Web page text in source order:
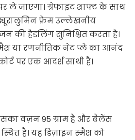
ले जाएगा। ग्रेफाइट शाफ्ट के साथ
फ्रेम उल्लेखनीय
की हैंडलिंग सुनिश्चित करता है।
या रणनीतिक नेट प्ले का आनंद
पर एक आदर्श साथी है।
वज़न 95 ग्राम है और बैलेंस
स्थित है। यह डिज़ाइन स्मैश को